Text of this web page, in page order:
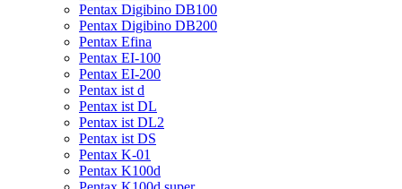
Pentax Digibino DB100
Pentax Digibino DB200
Pentax Efina
Pentax EI-100
Pentax EI-200
Pentax ist d
Pentax ist DL
Pentax ist DL2
Pentax ist DS
Pentax K-01
Pentax K100d